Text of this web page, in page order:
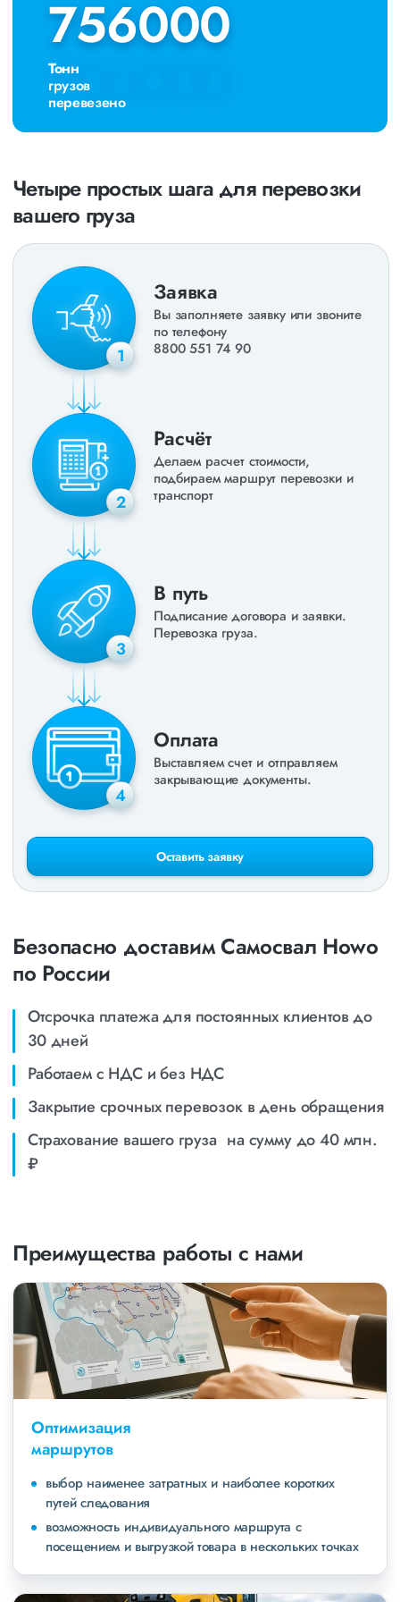
756000
756000
Тонн
грузов
перевезено
Четыре простых шага для перевозки
вашего груза
1
Заявка
Вы заполняете заявку или звоните
по телефону
8800 551 74 90
2
Расчёт
Делаем расчет стоимости,
подбираем маршрут перевозки и
транспорт
3
В путь
Подписание договора и заявки.
Перевозка груза.
4
Оплата
Выставляем счет и отправляем
закрывающие документы.
Оставить заявку
Безопасно доставим Самосвал Howo
по России
Отсрочка платежа для постоянных клиентов до
30 дней
Работаем с НДС и без НДС
Закрытие срочных перевозок в день обращения
Страхование вашего груза на сумму до 40 млн.
₽
Преимущества работы с нами
Оптимизация
маршрутов
выбор наименее затратных и наиболее коротких
путей следования
возможность индивидуального маршрута с
посещением и выгрузкой товара в нескольких точках